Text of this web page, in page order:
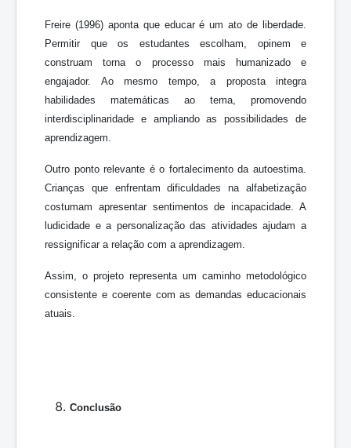
Freire (1996) aponta que educar é um ato de liberdade.
Permitir que os estudantes escolham, opinem e
construam torna o processo mais humanizado e
engajador. Ao mesmo tempo, a proposta integra
habilidades matemáticas ao tema, promovendo
interdisciplinaridade e ampliando as possibilidades de
aprendizagem.
Outro ponto relevante é o fortalecimento da autoestima.
Crianças que enfrentam dificuldades na alfabetização
costumam apresentar sentimentos de incapacidade. A
ludicidade e a personalização das atividades ajudam a
ressignificar a relação com a aprendizagem.
Assim, o projeto representa um caminho metodológico
consistente e coerente com as demandas educacionais
atuais.
Conclusão